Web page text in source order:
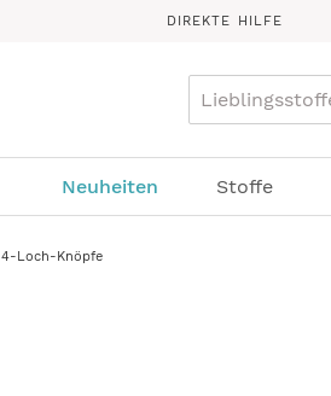
DIREKTE HILFE
Neuheiten Stoffe
4-Loch-Knöpfe